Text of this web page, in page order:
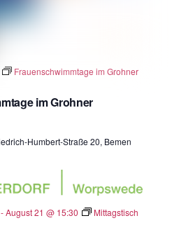
im Grohner
Frauenschwimmtage im Grohner
Humbert-Straße 20, Bemen
-August 21 @ 15:30
Mittagstisch